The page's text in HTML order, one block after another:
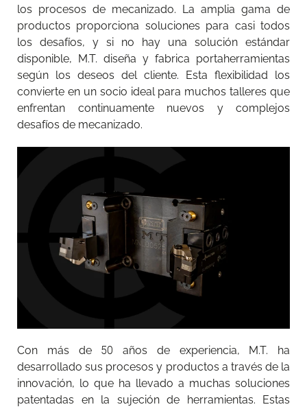
los procesos de mecanizado. La amplia gama de
productos proporciona soluciones para casi todos
los desafíos, y si no hay una solución estándar
disponible, M.T. diseña y fabrica portaherramientas
según los deseos del cliente. Esta flexibilidad los
convierte en un socio ideal para muchos talleres que
enfrentan continuamente nuevos y complejos
desafíos de mecanizado.
Con más de 50 años de experiencia, M.T. ha
desarrollado sus procesos y productos a través de la
innovación, lo que ha llevado a muchas soluciones
patentadas en la sujeción de herramientas. Estas